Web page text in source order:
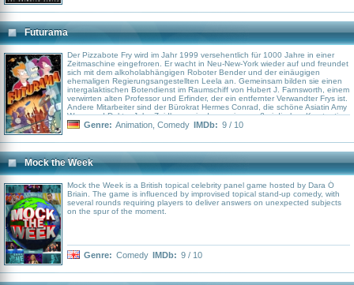
Evolution“, „Men in Black“ und „Gargoyles“ verantwortlich. Die Geschichten
stammen u. a. aus der Feder von Alan Burnett, der zuvor „Superman“, „Duck
Tales“ und „Freakazoid“ mit seinen Ideen bestückte. Burnett erhielt
zusammen mit anderen 1993 einen Emmy im Bereich Animationsprogramme
für seine Arbeit an „Batman & Robin“.
Futurama
Der Pizzabote Fry wird im Jahr 1999 versehentlich für 1000 Jahre in einer
Zeitmaschine eingefroren. Er wacht in Neu-New-York wieder auf und freundet
sich mit dem alkoholabhängigen Roboter Bender und der einäugigen
ehemaligen Regierungsangestellten Leela an. Gemeinsam bilden sie einen
intergalaktischen Botendienst im Raumschiff von Hubert J. Farnsworth, einem
verwirrten alten Professor und Erfinder, der ein entfernter Verwandter Frys ist.
Andere Mitarbeiter sind der Bürokrat Hermes Conrad, die schöne Asiatin Amy
Wong und Doktor John Zoidberg, ein depressives außerirdisches Krustentier.
Nibbler ist ein sehr süßes und unglaublich gefräßiges kleines Monster, das
Raumschiffkapitän, an dem nicht nur sein sanfter, kluger und melancholischer
Erster Offizier Kif verzweifelt.
Genre: Animation Comedy IMDb: 9 / 10
Mock the Week
Mock the Week is a British topical celebrity panel game hosted by Dara Ó
Briain. The game is influenced by improvised topical stand-up comedy, with
several rounds requiring players to deliver answers on unexpected subjects
on the spur of the moment.
Genre: Comedy IMDb: 9 / 10